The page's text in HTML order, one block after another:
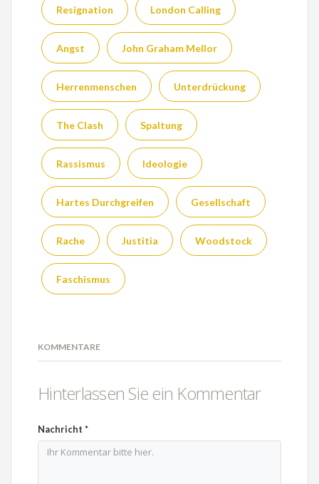
Resignation London Calling
Angst John Graham Mellor
Herrenmenschen Unterdrückung
The Clash Spaltung
Rassismus Ideologie
Hartes Durchgreifen Gesellschaft
Rache Justitia Woodstock
Faschismus
KOMMENTARE
Hinterlassen Sie ein Kommentar
Nachricht*